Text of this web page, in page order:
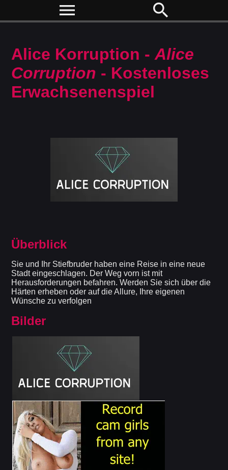
menu search
Alice Korruption -Alice
Corruption - Kostenloses
Erwachsenenspiel
Überblick
Sie und Ihr Stiefbruder haben eine Reise in eine neue
Stadt eingeschlagen. Der Weg vorn ist mit
Herausforderungen befahren. Werden Sie sich über die
Härten erheben oder auf die Allure, Ihre eigenen
Wünsche zu verfolgen
Bilder